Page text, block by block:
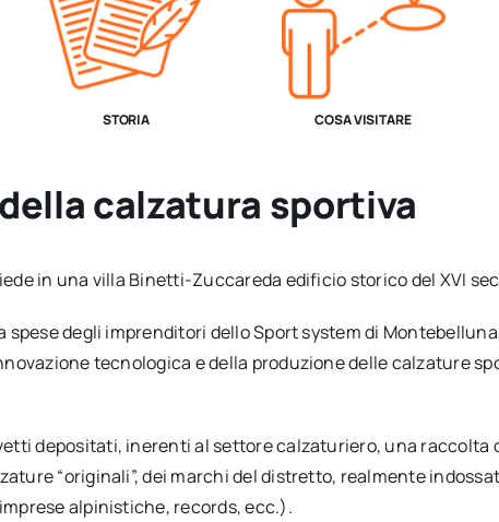
STORIA COSA VISITARE
calzatura sportiva
in una villa Binetti-Zuccareda edificio storico del XVI
degli imprenditori dello Sport system di
tecnologica e della produzione delle calzature
depositati, inerenti al settore calzaturiero, una
“originali”, dei marchi del distretto, realmente
alpinistiche, records, ecc.).